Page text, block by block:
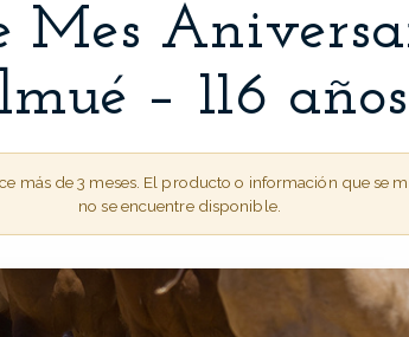
Mes
– 116 años
más de 3 meses. El producto o información que se
no se encuentre disponible.